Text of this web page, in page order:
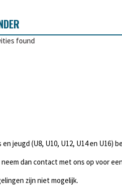
(U8, U10, U12, U14 en U16)
dan contact met ons op voor
zijn niet mogelijk.
found